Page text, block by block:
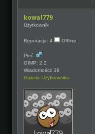
kowal779
Użytkownik
Reputacja: 4 Offline
Płeć:
GIMP: 2.2
Wiadomości: 39
Galeria Użytkownika